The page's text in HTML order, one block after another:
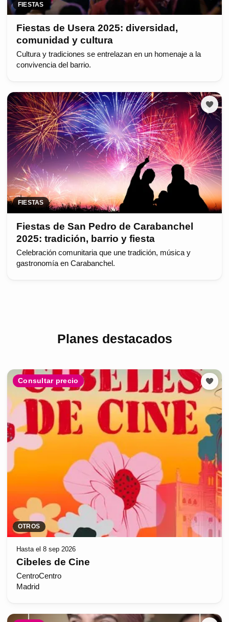
FIESTAS
Fiestas de Usera 2025: diversidad,
comunidad y cultura
Cultura y tradiciones se entrelazan en un homenaje a la
convivencia del barrio.
FIESTAS
Fiestas de San Pedro de Carabanchel
2025: tradición, barrio y fiesta
Celebración comunitaria que une tradición, música y
gastronomía en Carabanchel.
Planes destacados
Consultar precio
OTROS
Hasta el 8 sep 2026
Cibeles de Cine
CentroCentro
Madrid